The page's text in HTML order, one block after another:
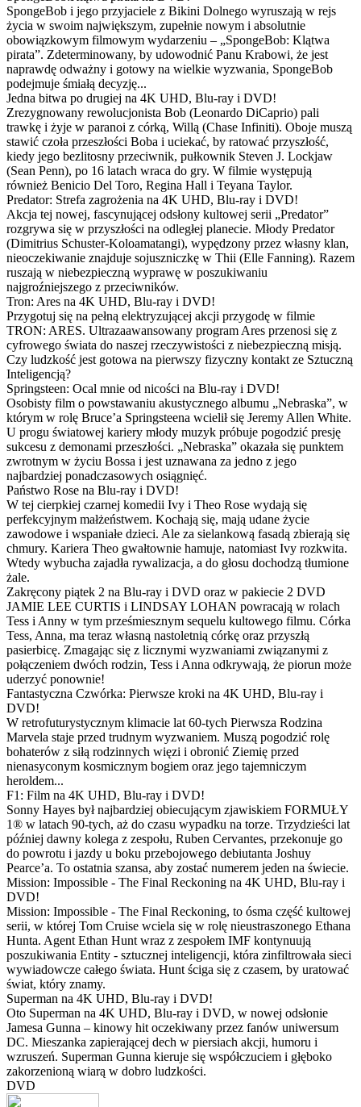
SpongeBob i jego przyjaciele z Bikini Dolnego wyruszają w rejs
życia w swoim największym, zupełnie nowym i absolutnie
obowiązkowym filmowym wydarzeniu – „SpongeBob: Klątwa
pirata”. Zdeterminowany, by udowodnić Panu Krabowi, że jest
naprawdę odważny i gotowy na wielkie wyzwania, SpongeBob
podejmuje śmiałą decyzję...
Jedna bitwa po drugiej na 4K UHD, Blu-ray i DVD!
Zrezygnowany rewolucjonista Bob (Leonardo DiCaprio) pali
trawkę i żyje w paranoi z córką, Willą (Chase Infiniti). Oboje muszą
stawić czoła przeszłości Boba i uciekać, by ratować przyszłość,
kiedy jego bezlitosny przeciwnik, pułkownik Steven J. Lockjaw
(Sean Penn), po 16 latach wraca do gry. W filmie występują
również Benicio Del Toro, Regina Hall i Teyana Taylor.
Predator: Strefa zagrożenia na 4K UHD, Blu-ray i DVD!
Akcja tej nowej, fascynującej odsłony kultowej serii „Predator”
rozgrywa się w przyszłości na odległej planecie. Młody Predator
(Dimitrius Schuster-Koloamatangi), wypędzony przez własny klan,
nieoczekiwanie znajduje sojuszniczkę w Thii (Elle Fanning). Razem
ruszają w niebezpieczną wyprawę w poszukiwaniu
najgroźniejszego z przeciwników.
Tron: Ares na 4K UHD, Blu-ray i DVD!
Przygotuj się na pełną elektryzującej akcji przygodę w filmie
TRON: ARES. Ultrazaawansowany program Ares przenosi się z
cyfrowego świata do naszej rzeczywistości z niebezpieczną misją.
Czy ludzkość jest gotowa na pierwszy fizyczny kontakt ze Sztuczną
Inteligencją?
Springsteen: Ocal mnie od nicości na Blu-ray i DVD!
Osobisty film o powstawaniu akustycznego albumu „Nebraska”, w
którym w rolę Bruce’a Springsteena wcielił się Jeremy Allen White.
U progu światowej kariery młody muzyk próbuje pogodzić presję
sukcesu z demonami przeszłości. „Nebraska” okazała się punktem
zwrotnym w życiu Bossa i jest uznawana za jedno z jego
najbardziej ponadczasowych osiągnięć.
Państwo Rose na Blu-ray i DVD!
W tej cierpkiej czarnej komedii Ivy i Theo Rose wydają się
perfekcyjnym małżeństwem. Kochają się, mają udane życie
zawodowe i wspaniałe dzieci. Ale za sielankową fasadą zbierają się
chmury. Kariera Theo gwałtownie hamuje, natomiast Ivy rozkwita.
Wtedy wybucha zajadła rywalizacja, a do głosu dochodzą tłumione
żale.
Zakręcony piątek 2 na Blu-ray i DVD oraz w pakiecie 2 DVD
JAMIE LEE CURTIS i LINDSAY LOHAN powracają w rolach
Tess i Anny w tym prześmiesznym sequelu kultowego filmu. Córka
Tess, Anna, ma teraz własną nastoletnią córkę oraz przyszłą
pasierbicę. Zmagając się z licznymi wyzwaniami związanymi z
połączeniem dwóch rodzin, Tess i Anna odkrywają, że piorun może
uderzyć ponownie!
Fantastyczna Czwórka: Pierwsze kroki na 4K UHD, Blu-ray i
DVD!
W retrofuturystycznym klimacie lat 60-tych Pierwsza Rodzina
Marvela staje przed trudnym wyzwaniem. Muszą pogodzić rolę
bohaterów z siłą rodzinnych więzi i obronić Ziemię przed
nienasyconym kosmicznym bogiem oraz jego tajemniczym
heroldem...
F1: Film na 4K UHD, Blu-ray i DVD!
Sonny Hayes był najbardziej obiecującym zjawiskiem FORMUŁY
1® w latach 90-tych, aż do czasu wypadku na torze. Trzydzieści lat
później dawny kolega z zespołu, Ruben Cervantes, przekonuje go
do powrotu i jazdy u boku przebojowego debiutanta Joshuy
Pearce’a. To ostatnia szansa, aby zostać numerem jeden na świecie.
Mission: Impossible - The Final Reckoning na 4K UHD, Blu-ray i
DVD!
Mission: Impossible - The Final Reckoning, to ósma część kultowej
serii, w której Tom Cruise wciela się w rolę nieustraszonego Ethana
Hunta. Agent Ethan Hunt wraz z zespołem IMF kontynuują
poszukiwania Entity - sztucznej inteligencji, która zinfiltrowała sieci
wywiadowcze całego świata. Hunt ściga się z czasem, by uratować
świat, który znamy.
Superman na 4K UHD, Blu-ray i DVD!
Oto Superman na 4K UHD, Blu-ray i DVD, w nowej odsłonie
Jamesa Gunna – kinowy hit oczekiwany przez fanów uniwersum
DC. Mieszanka zapierającej dech w piersiach akcji, humoru i
wzruszeń. Superman Gunna kieruje się współczuciem i głęboko
zakorzenioną wiarą w dobro ludzkości.
DVD